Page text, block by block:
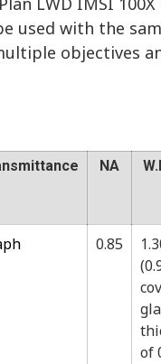
used with the
objectives
NA
0.85
of